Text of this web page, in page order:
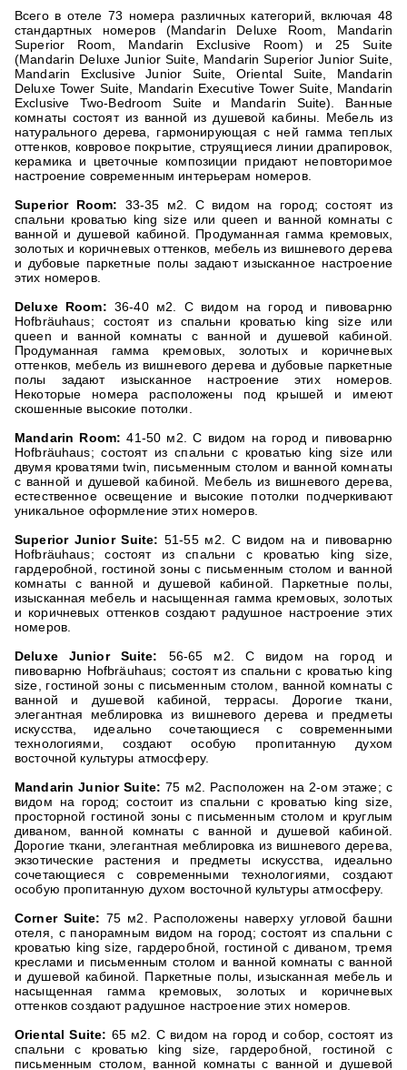
Всего в отеле 73 номера различных категорий, включая 48
стандартных номеров (Mandarin Deluxe Room, Mandarin
Superior Room, Mandarin Exclusive Room) и 25 Suite
(Mandarin Deluxe Junior Suite, Mandarin Superior Junior Suite,
Mandarin Exclusive Junior Suite, Oriental Suite, Mandarin
Deluxe Tower Suite, Mandarin Executive Tower Suite, Mandarin
Exclusive Two-Bedroom Suite и Mandarin Suite). Ванные
комнаты состоят из ванной из душевой кабины. Мебель из
натурального дерева, гармонирующая с ней гамма теплых
оттенков, ковровое покрытие, струящиеся линии драпировок,
керамика и цветочные композиции придают неповторимое
настроение современным интерьерам номеров.
Superior Room: 33-35 м2. С видом на город; состоят из
спальни кроватью king size или queen и ванной комнаты с
ванной и душевой кабиной. Продуманная гамма кремовых,
золотых и коричневых оттенков, мебель из вишневого дерева
и дубовые паркетные полы задают изысканное настроение
этих номеров.
Deluxe Room: 36-40 м2. С видом на город и пивоварню
Hofbräuhaus; состоят из спальни кроватью king size или
queen и ванной комнаты с ванной и душевой кабиной.
Продуманная гамма кремовых, золотых и коричневых
оттенков, мебель из вишневого дерева и дубовые паркетные
полы задают изысканное настроение этих номеров.
Некоторые номера расположены под крышей и имеют
скошенные высокие потолки.
Mandarin Room: 41-50 м2. С видом на город и пивоварню
Hofbräuhaus; состоят из спальни с кроватью king size или
двумя кроватями twin, письменным столом и ванной комнаты
с ванной и душевой кабиной. Мебель из вишневого дерева,
естественное освещение и высокие потолки подчеркивают
уникальное оформление этих номеров.
Superior Junior Suite: 51-55 м2. С видом на и пивоварню
Hofbräuhaus; состоят из спальни с кроватью king size,
гардеробной, гостиной зоны с письменным столом и ванной
комнаты с ванной и душевой кабиной. Паркетные полы,
изысканная мебель и насыщенная гамма кремовых, золотых
и коричневых оттенков создают радушное настроение этих
номеров.
Deluxe Junior Suite:
56-65 м2. С видом на город и
пивоварню Hofbräuhaus; состоят из спальни с кроватью king
size, гостиной зоны с письменным столом, ванной комнаты с
ванной и душевой кабиной, террасы. Дорогие ткани,
элегантная меблировка из вишневого дерева и предметы
искусства, идеально сочетающиеся с современными
технологиями, создают особую пропитанную духом
восточной культуры атмосферу.
Mandarin Junior Suite: 75 м2. Расположен на 2-ом этаже; с
видом на город; состоит из спальни с кроватью king size,
просторной гостиной зоны с письменным столом и круглым
диваном, ванной комнаты с ванной и душевой кабиной.
Дорогие ткани, элегантная меблировка из вишневого дерева,
экзотические растения и предметы искусства, идеально
сочетающиеся с современными технологиями, создают
особую пропитанную духом восточной культуры атмосферу.
Corner Suite: 75 м2. Расположены наверху угловой башни
отеля, с панорамным видом на город; состоят из спальни с
кроватью king size, гардеробной, гостиной с диваном, тремя
креслами и письменным столом и ванной комнаты с ванной
и душевой кабиной. Паркетные полы, изысканная мебель и
насыщенная гамма кремовых, золотых и коричневых
оттенков создают радушное настроение этих номеров.
Oriental Suite: 65 м2. С видом на город и собор, состоят из
спальни с кроватью king size, гардеробной, гостиной с
письменным столом, ванной комнаты с ванной и душевой